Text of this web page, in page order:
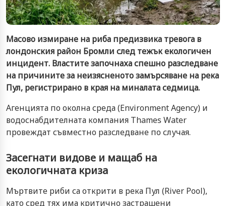
Масово измиране на риба предизвика тревога в
лондонския район Бромли след тежък екологичен
инцидент. Властите започнаха спешно разследване
на причините за неизясненото замърсяване на река
Пул, регистрирано в края на миналата седмица.
Агенцията по околна среда (Environment Agency) и
водоснабдителната компания Thames Water
провеждат съвместно разследване по случая.
Засегнати видове и мащаб на
екологичната криза
Мъртвите риби са открити в река Пул (River Pool),
като сред тях има критично застрашени